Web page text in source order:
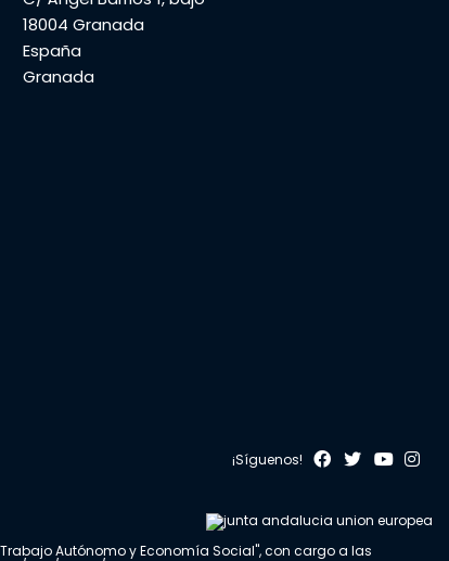
18004 Granada
España
Granada
¡Síguenos!
Autónomo y Economía Social", con cargo a las